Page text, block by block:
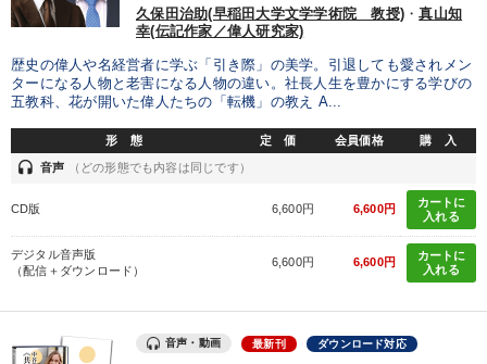
久保田治助(早稲田大学文学学術院 教授) ・真山知
幸(伝記作家／偉人研究家)
歴史の偉人や名経営者に学ぶ「引き際」の美学。引退しても愛されメン
ターになる人物と老害になる人物の違い。社長人生を豊かにする学びの
五教科、花が開いた偉人たちの「転機」の教え A...
形 態 定 価 会員価格 購 入
headset 音声 （どの形態でも内容は同じです）
CD版 6,600円 6,600円
カートに
入れる
デジタル音声版
（配信＋ダウンロード）
6,600円 6,600円
カートに
入れる
音声・動画 最新刊 ダウンロード対応